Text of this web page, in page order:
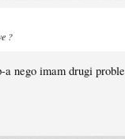
?
a nego imam drugi